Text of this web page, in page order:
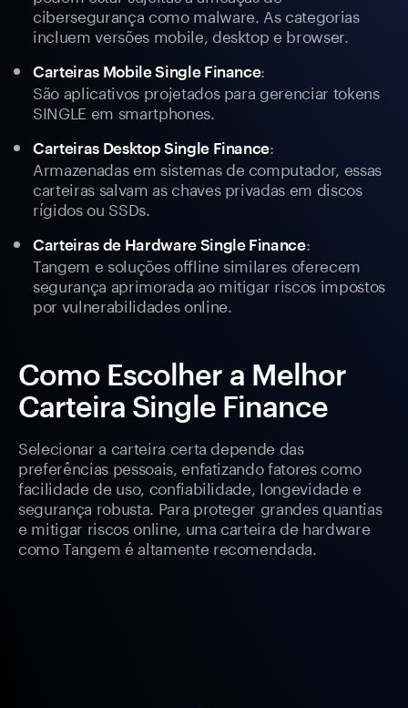
cibersegurança como malware. As categorias
incluem versões mobile, desktop e browser.
Carteiras Mobile Single Finance:
São aplicativos projetados para gerenciar tokens
SINGLE em smartphones.
Carteiras Desktop Single Finance:
Armazenadas em sistemas de computador, essas
carteiras salvam as chaves privadas em discos
rígidos ou SSDs.
Carteiras de Hardware Single Finance:
Tangem e soluções offline similares oferecem
segurança aprimorada ao mitigar riscos impostos
por vulnerabilidades online.
Como Escolher a Melhor
Carteira Single Finance
Selecionar a carteira certa depende das
preferências pessoais, enfatizando fatores como
facilidade de uso, confiabilidade, longevidade e
segurança robusta. Para proteger grandes quantias
e mitigar riscos online, uma carteira de hardware
como Tangem é altamente recomendada.